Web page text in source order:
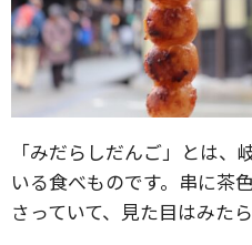
「みだらしだんご」とは
いる食べものです。串に茶
さっていて、見た目はみた